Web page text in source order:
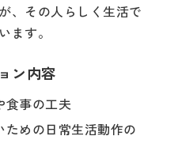
、その人らしく生活で
ます。
ン内容
食事の工夫
めの日常生活動作の